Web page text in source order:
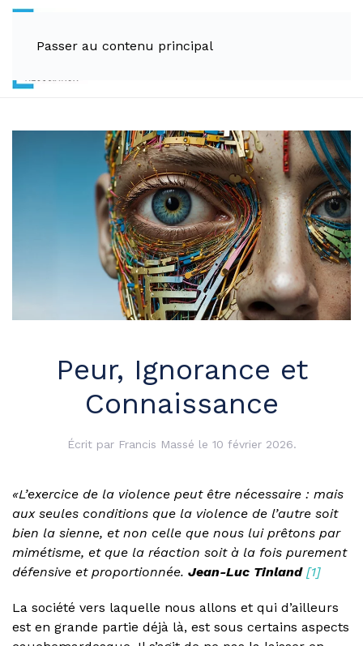
Passer au contenu principal
Peur, Ignorance et
Connaissance
Écrit par Francis Massé le 10 février 2026.
«L’exercice de la violence peut être nécessaire : mais
aux seules conditions que la violence de l’autre soit
bien la sienne, et non celle que nous lui prêtons par
mimétisme, et que la réaction soit à la fois purement
défensive et proportionnée. Jean-Luc Tinland [1]
La société vers laquelle nous allons et qui d’ailleurs
est en grande partie déjà là, est sous certains aspects